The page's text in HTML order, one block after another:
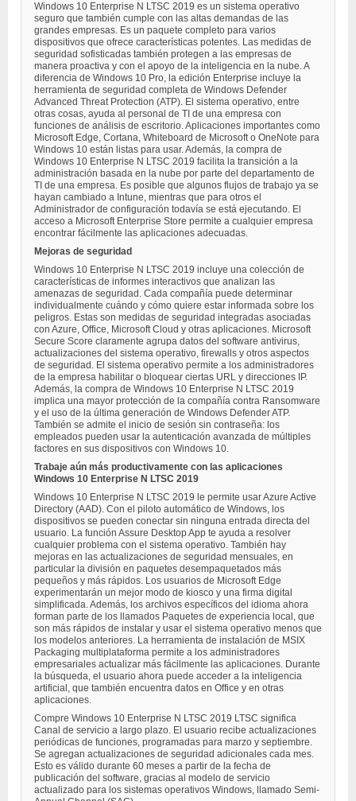
Windows 10 Enterprise N LTSC 2019 es un sistema operativo
seguro que también cumple con las altas demandas de las
grandes empresas. Es un paquete completo para varios
dispositivos que ofrece características potentes. Las medidas de
seguridad sofisticadas también protegen a las empresas de
manera proactiva y con el apoyo de la inteligencia en la nube. A
diferencia de Windows 10 Pro, la edición Enterprise incluye la
herramienta de seguridad completa de Windows Defender
Advanced Threat Protection (ATP). El sistema operativo, entre
otras cosas, ayuda al personal de TI de una empresa con
funciones de análisis de escritorio. Aplicaciones importantes como
Microsoft Edge, Cortana, Whiteboard de Microsoft o OneNote para
Windows 10 están listas para usar. Además, la compra de
Windows 10 Enterprise N LTSC 2019 facilita la transición a la
administración basada en la nube por parte del departamento de
TI de una empresa. Es posible que algunos flujos de trabajo ya se
hayan cambiado a Intune, mientras que para otros el
Administrador de configuración todavía se está ejecutando. El
acceso a Microsoft Enterprise Store permite a cualquier empresa
encontrar fácilmente las aplicaciones adecuadas.
Mejoras de seguridad
Windows 10 Enterprise N LTSC 2019 incluye una colección de
características de informes interactivos que analizan las
amenazas de seguridad. Cada compañía puede determinar
individualmente cuándo y cómo quiere estar informada sobre los
peligros. Estas son medidas de seguridad integradas asociadas
con Azure, Office, Microsoft Cloud y otras aplicaciones. Microsoft
Secure Score claramente agrupa datos del software antivirus,
actualizaciones del sistema operativo, firewalls y otros aspectos
de seguridad. El sistema operativo permite a los administradores
de la empresa habilitar o bloquear ciertas URL y direcciones IP.
Además, la compra de Windows 10 Enterprise N LTSC 2019
implica una mayor protección de la compañía contra Ransomware
y el uso de la última generación de Windows Defender ATP.
También se admite el inicio de sesión sin contraseña: los
empleados pueden usar la autenticación avanzada de múltiples
factores en sus dispositivos con Windows 10.
Trabaje aún más productivamente con las aplicaciones
Windows 10 Enterprise N LTSC 2019
Windows 10 Enterprise N LTSC 2019 le permite usar Azure Active
Directory (AAD). Con el piloto automático de Windows, los
dispositivos se pueden conectar sin ninguna entrada directa del
usuario. La función Assure Desktop App te ayuda a resolver
cualquier problema con el sistema operativo. También hay
mejoras en las actualizaciones de seguridad mensuales, en
particular la división en paquetes desempaquetados más
pequeños y más rápidos. Los usuarios de Microsoft Edge
experimentarán un mejor modo de kiosco y una firma digital
simplificada. Además, los archivos específicos del idioma ahora
forman parte de los llamados Paquetes de experiencia local, que
son más rápidos de instalar y usar el sistema operativo menos que
los modelos anteriores. La herramienta de instalación de MSIX
Packaging multiplataforma permite a los administradores
empresariales actualizar más fácilmente las aplicaciones. Durante
la búsqueda, el usuario ahora puede acceder a la inteligencia
artificial, que también encuentra datos en Office y en otras
aplicaciones.
Compre Windows 10 Enterprise N LTSC 2019 LTSC significa
Canal de servicio a largo plazo. El usuario recibe actualizaciones
periódicas de funciones, programadas para marzo y septiembre.
Se agregan actualizaciones de seguridad adicionales cada mes.
Esto es válido durante 60 meses a partir de la fecha de
publicación del software, gracias al modelo de servicio
actualizado para los sistemas operativos Windows, llamado Semi-